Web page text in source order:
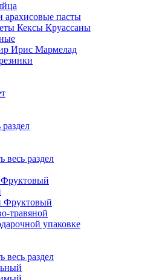
пасты
Кексы Круассаны
Ирис Мармелад
весь раздел
Фруктовый
травяной
упаковке
весь раздел